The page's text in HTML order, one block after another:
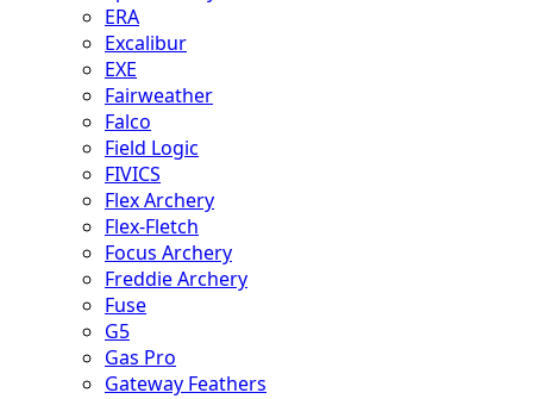
ERA
Excalibur
EXE
Fairweather
Falco
Field Logic
FIVICS
Flex Archery
Flex-Fletch
Focus Archery
Freddie Archery
Fuse
G5
Gas Pro
Gateway Feathers